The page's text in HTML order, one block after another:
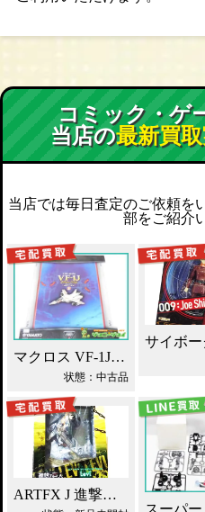
コミック・ゲ
当店の最新買
当店では毎日査定のご依頼を
部をご紹介
マクロス VF-1J 一条輝機 1/60 YAMATO買取！
状態：中古品
ARTFX J 進撃の巨人 リヴァイ 買取！